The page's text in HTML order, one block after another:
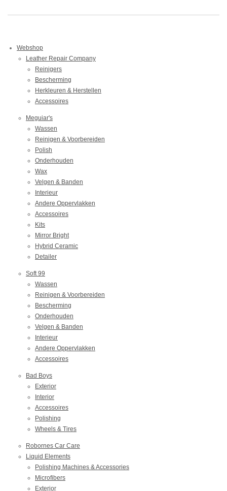
Webshop
Leather Repair Company
Reinigers
Bescherming
Herkleuren & Herstellen
Accessoires
Meguiar's
Wassen
Reinigen & Voorbereiden
Polish
Onderhouden
Wax
Velgen & Banden
Interieur
Andere Oppervlakken
Accessoires
Kits
Mirror Bright
Hybrid Ceramic
Detailer
Soft 99
Wassen
Reinigen & Voorbereiden
Bescherming
Onderhouden
Velgen & Banden
Interieur
Andere Oppervlakken
Accessoires
Bad Boys
Exterior
Interior
Accessoires
Polishing
Wheels & Tires
Robornes Car Care
Liquid Elements
Polishing Machines & Accessories
Microfibers
Exterior